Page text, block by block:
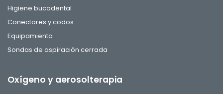
Higiene bucodental
Conectores y codos
Equipamiento
Sondas de aspiración cerrada
Oxígeno y aerosolterapia